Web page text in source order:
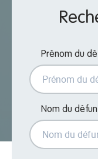
Prénom du
Nom du